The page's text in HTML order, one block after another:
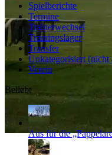
Spielberichte
Termine
Trainerwechsel
Trainingslager
Transfer
Unkategorisiert (nicht
Verein
Beliebt
Aus für die